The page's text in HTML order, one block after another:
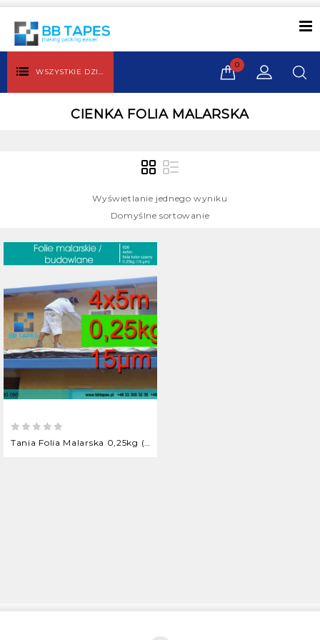
WSZYSTKIE DZIAŁY
0
CIENKA FOLIA MALARSKA
Wyświetlanie jednego wyniku
Domyślne sortowanie
0
Tania Folia Malarska 0,25kg (626)